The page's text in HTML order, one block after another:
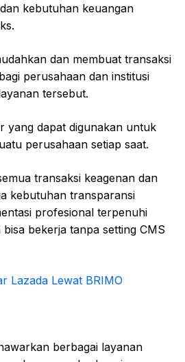
kebutuhan keuangan
dan membuat transaksi
perusahaan dan institusi
tersebut.
yang dapat digunakan untuk
perusahaan setiap saat.
transaksi keagenan dan
kebutuhan transparansi
profesional terpenuhi
bekerja tanpa setting CMS
Lazada Lewat BRIMO
berbagai layanan